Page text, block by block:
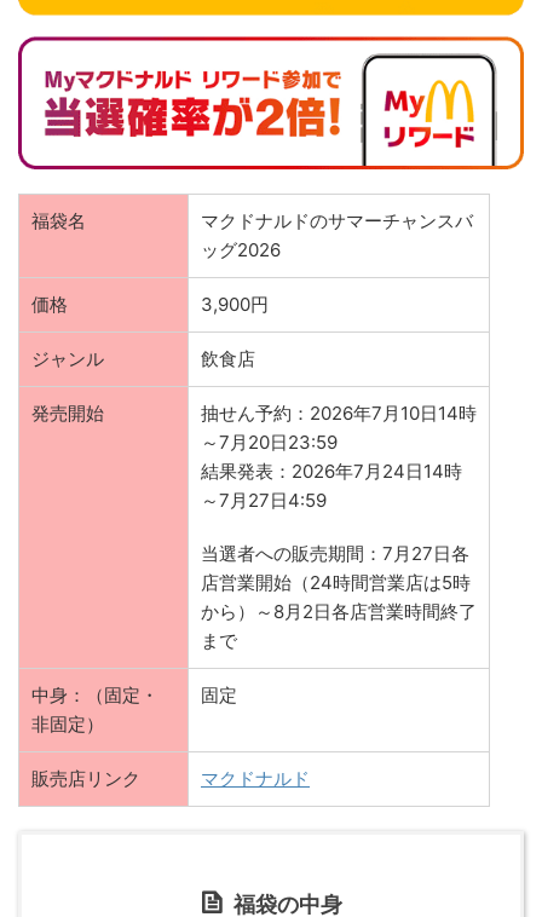
福袋名
マクドナルドのサマーチャンスバ
ッグ2026
価格 3,900円
ジャンル 飲食店
発売開始
抽せん予約：2026年7月10日14時
～7月20日23:59
結果発表：2026年7月24日14時
～7月27日4:59
当選者への販売期間：7月27日各
店営業開始（24時間営業店は5時
から）～8月2日各店営業時間終了
まで
中身：（固定・
非固定）
固定
販売店リンク マクドナルド
福袋の中身